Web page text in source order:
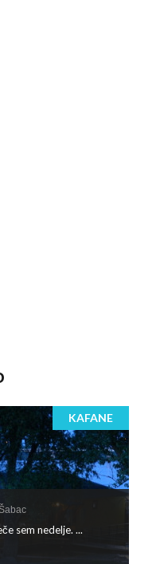
KAFANE
sem nedelje. ...